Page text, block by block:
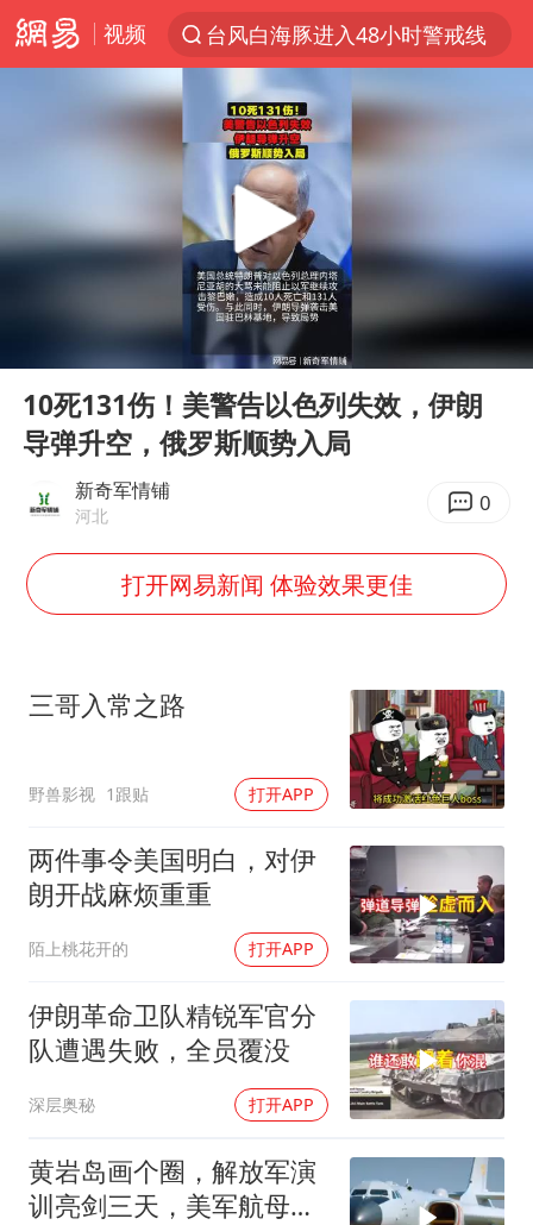
视频
台风白海豚进入48小时警戒线
宇树科技发行价格150.80元/股
U17国足1分钟轰2球
外交部发言人就广岛核爆81周年等答记者问
贵州轮胎子公司获美国退税8136万
吉林一“温度计大楼”读数爆表
台风白海豚影响中国已成定局
法国将禁止“未经同意的电话营销”
我国编制完成新版全月地质图
感觉全东北都在等7号
东方甄选被判赔偿江小白30万元
80后女柜员逆袭成4200亿银行副行长
奋进开新局 实干挑大梁
Play
10死131伤！美警告以色列失效，伊朗
导弹升空，俄罗斯顺势入局
新奇军情铺
河北 0
打开网易新闻 体验效果更佳
三哥入常之路
野兽影视 1跟贴 打开APP
两件事令美国明白，对伊
朗开战麻烦重重
陌上桃花开的 打开APP
伊朗革命卫队精锐军官分
队遭遇失败，全员覆没
深层奥秘 打开APP
黄岩岛画个圈，解放军演
训亮剑三天，美军航母从